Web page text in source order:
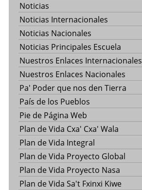
Noticias
Noticias Internacionales
Noticias Nacionales
Noticias Principales Escuela
Nuestros Enlaces Internacionales
Nuestros Enlaces Nacionales
Pa' Poder que nos den Tierra
País de los Pueblos
Pie de Página Web
Plan de Vida Cxa' Cxa' Wala
Plan de Vida Integral
Plan de Vida Proyecto Global
Plan de Vida Proyecto Nasa
Plan de Vida Sa't Fxinxi Kiwe